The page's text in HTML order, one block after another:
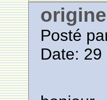
Posté
Date: